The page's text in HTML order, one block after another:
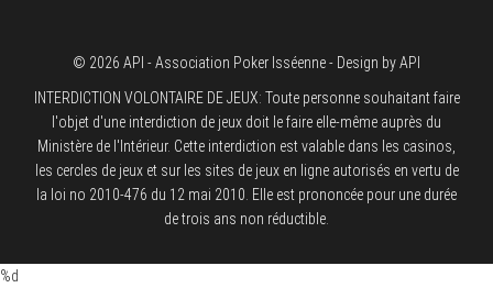
© 2026 API - Association Poker Isséenne - Design by API
INTERDICTION VOLONTAIRE DE JEUX: Toute personne souhaitant faire
l'objet d'une interdiction de jeux doit le faire elle-même auprès du
Ministère de l'Intérieur. Cette interdiction est valable dans les casinos,
les cercles de jeux et sur les sites de jeux en ligne autorisés en vertu de
la loi no 2010-476 du 12 mai 2010. Elle est prononcée pour une durée
de trois ans non réductible.
%d